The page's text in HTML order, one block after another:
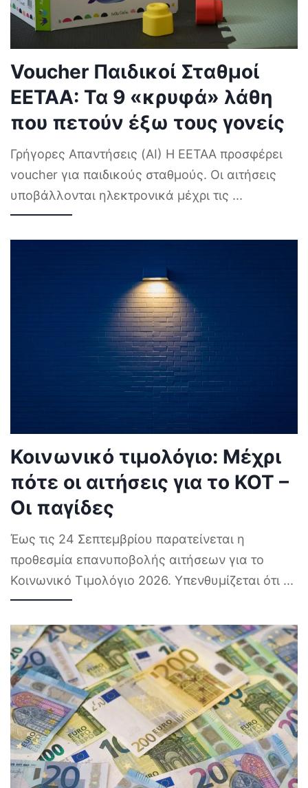
Voucher Παιδικοί Σταθμοί
ΕΕΤΑΑ: Τα 9 «κρυφά» λάθη
που πετούν έξω τους γονείς
Γρήγορες Απαντήσεις (AI) Η ΕΕΤΑΑ προσφέρει
voucher για παιδικούς σταθμούς. Οι αιτήσεις
υποβάλλονται ηλεκτρονικά μέχρι τις ...
Κοινωνικό τιμολόγιο: Μέχρι
πότε οι αιτήσεις για το ΚΟΤ –
Οι παγίδες
Έως τις 24 Σεπτεμβρίου παρατείνεται η
προθεσμία επανυποβολής αιτήσεων για το
Κοινωνικό Τιμολόγιο 2026. Υπενθυμίζεται ότι ...